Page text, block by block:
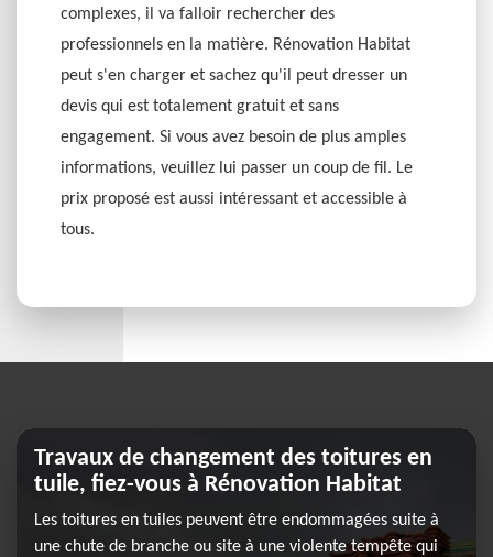
complexes, il va falloir rechercher des
professionnels en la matière. Rénovation Habitat
peut s'en charger et sachez qu'il peut dresser un
devis qui est totalement gratuit et sans
engagement. Si vous avez besoin de plus amples
informations, veuillez lui passer un coup de fil. Le
prix proposé est aussi intéressant et accessible à
tous.
Travaux de changement des toitures en
tuile, fiez-vous à Rénovation Habitat
Les toitures en tuiles peuvent être endommagées suite à
une chute de branche ou site à une violente tempête qui